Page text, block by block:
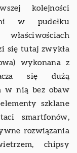
kolejności
w pudełku
się tutaj zwykła
wykonana z
się dużą
w nią bez obaw
szklane
smartfonów,
rozwiązania
chipsy